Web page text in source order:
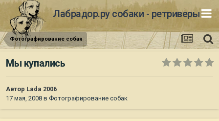
Лабрадор.ру собаки - ретриверы
Фотографирование собак
Мы купались
Автор Lada 2006
17 мая, 2008 в Фотографирование собак